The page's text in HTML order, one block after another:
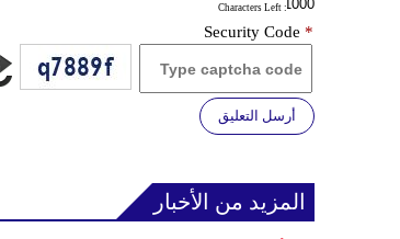
: Characters Left
Security Code *
أرسل التعليق
المزيد من الأخبار